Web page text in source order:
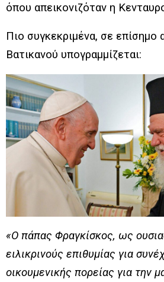
όπου απεικονιζόταν η
Πιο συγκεκριμένα, σε επίσημο
Βατικανού υπογραμμίζεται:
«Ο πάπας Φραγκίσκος, ως
ειλικρινούς επιθυμίας για
οικουμενικής πορείας για την